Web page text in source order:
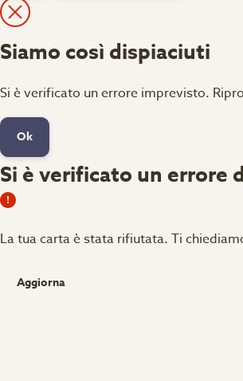
Siamo così dispiaciuti
Si è verificato un errore imprevisto.
Ok
Si è verificato un errore
La tua carta è stata rifiutata. Ti
Aggiorna